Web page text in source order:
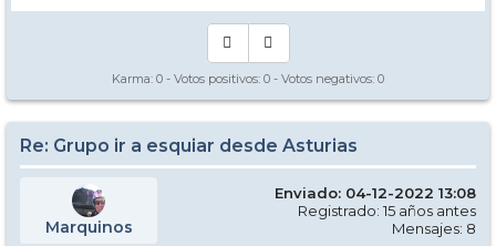
Karma: 0 - Votos positivos: 0 - Votos negativos: 0
Re: Grupo ir a esquiar desde Asturias
Marquinos
Enviado: 04-12-2022 13:08
Registrado: 15 años antes
Mensajes: 8